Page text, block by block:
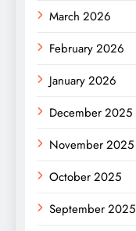
March 2026
February 2026
January 2026
December 2025
November 2025
October 2025
September 2025